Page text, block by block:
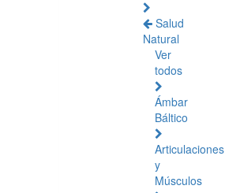
Salud
Natural
Ver
todos
Ámbar
Báltico
Articulaciones
y
Músculos